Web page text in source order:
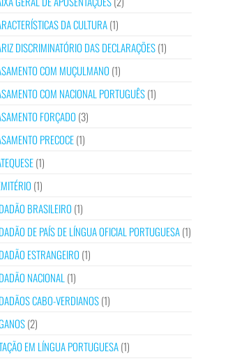
DA CULTURA(1)
DISCRIMINATÓRIO DAS DECLARAÇÕES(1)
COM MUÇULMANO (1)
COM NACIONAL PORTUGUÊS(1)
FORÇADO (3)
PRECOCE(1)
(1)
(1)
BRASILEIRO (1)
DE PAÍS DE LÍNGUA OFICIAL PORTUGUESA(1)
ESTRANGEIRO (1)
NACIONAL (1)
CABO-VERDIANOS(1)
(2)
EM LÍNGUA PORTUGUESA(1)